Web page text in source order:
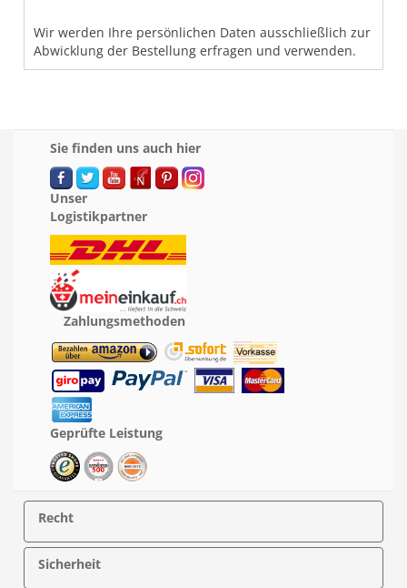
Wir werden Ihre persönlichen Daten ausschließlich zur
Abwicklung der Bestellung erfragen und verwenden.
Sie finden uns auch hier
Unser
Logistikpartner
Zahlungsmethoden
Geprüfte Leistung
Recht
Sicherheit